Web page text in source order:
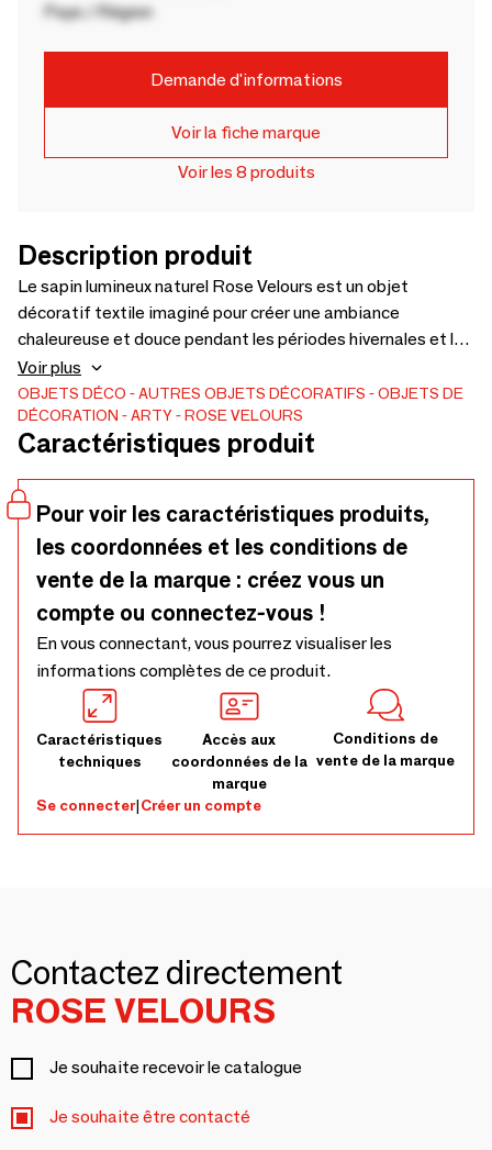
Pays / Région
Demande d'informations
Voir la fiche marque
Voir les 8 produits
Description produit
Le sapin lumineux naturel Rose Velours est un objet
décoratif textile imaginé pour créer une ambiance
chaleureuse et douce pendant les périodes hivernales et les
fêtes de fin d’année.
Voir plus
OBJETS DÉCO AUTRES OBJETS DÉCORATIFS
OBJETS DE
DÉCORATION
ARTY ROSE VELOURS
Caractéristiques produit
Pour voir les caractéristiques produits,
les coordonnées et les conditions de
vente de la marque : créez vous un
compte ou connectez-vous !
En vous connectant, vous pourrez visualiser les
informations complètes de ce produit.
Caractéristiques
techniques
Accès aux
coordonnées de la
marque
Conditions de
vente de la marque
Se connecter|Créer un compte
Contactez directement
ROSE VELOURS
Je souhaite recevoir le catalogue
Je souhaite être contacté